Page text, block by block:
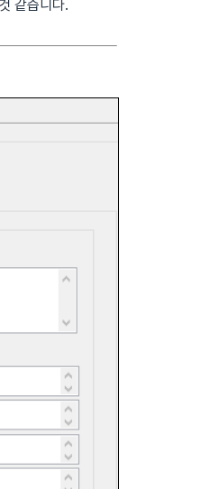
같습니다.